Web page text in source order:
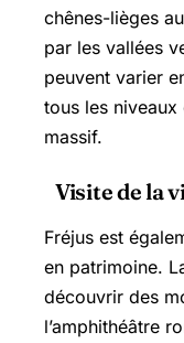
chênes-lièges
par les vallées
peuvent varier
tous les
massif.
Visite de la
Fréjus est
en patrimoine.
découvrir des
l’amphithéâtre